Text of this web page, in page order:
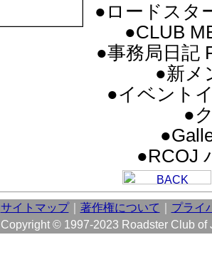
●ロードスタ
●CLUB
●事務局日記
●新メ
●イベント
●
●RCOJ
サイトマップ｜ 著作権について
プライ
Copyright © 1997-2023 Roadster Club of